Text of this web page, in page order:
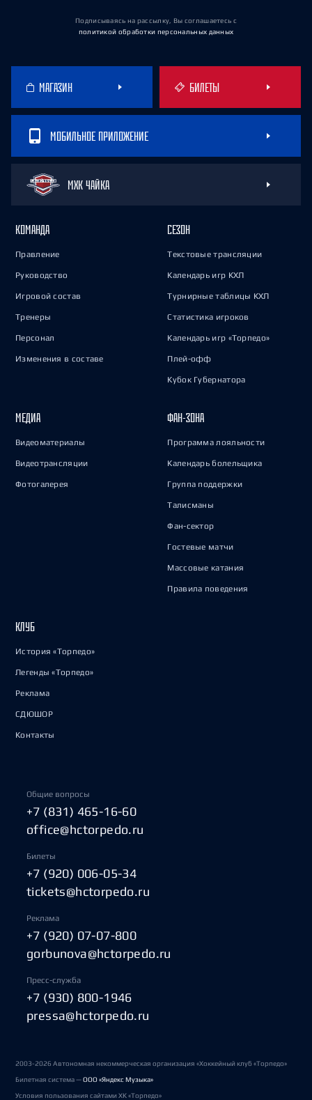
Подписываясь на рассылку, Вы соглашаетесь с
политикой обработки персональных данных
МАГАЗИН БИЛЕТЫ
МОБИЛЬНОЕ ПРИЛОЖЕНИЕ
МХК ЧАЙКА
КОМАНДА
Правление
Руководство
Игровой состав
Тренеры
Персонал
Изменения в составе
СЕЗОН
Текстовые трансляции
Календарь игр КХЛ
Турнирные таблицы КХЛ
Статистика игроков
Календарь игр «Торпедо»
Плей-офф
Кубок Губернатора
МЕДИА
Видеоматериалы
Видеотрансляции
Фотогалерея
ФАН-ЗОНА
Программа лояльности
Календарь болельщика
Группа поддержки
Талисманы
Фан-сектор
Гостевые матчи
Массовые катания
Правила поведения
КЛУБ
История «Торпедо»
Легенды «Торпедо»
Реклама
СДЮШОР
Контакты
Общие вопросы
+7 (831) 465-16-60
office@hctorpedo.ru
Билеты
+7 (920) 006-05-34
tickets@hctorpedo.ru
Реклама
+7 (920) 07-07-800
gorbunova@hctorpedo.ru
Пресс-служба
+7 (930) 800-1946
pressa@hctorpedo.ru
2003-2026 Автономная некоммерческая организация «Хоккейный клуб «Торпедо»
Билетная система —ООО «Яндекс Музыка»
Условия пользования сайтами ХК «Торпедо»